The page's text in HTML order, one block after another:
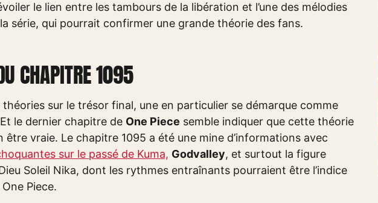
le lien entre les tambours de la libération et l’une des mélodies
série, qui pourrait confirmer une grande théorie des fans.
CHAPITRE 1095
théories sur le trésor final, une en particulier se démarque comme
le dernier chapitre de One Piece semble indiquer que cette théorie
être vraie. Le chapitre 1095 a été une mine d’informations avec
sur le passé de Kuma, Godvalley, et surtout la figure
Soleil Nika, dont les rythmes entraînants pourraient être l’indice
Piece.